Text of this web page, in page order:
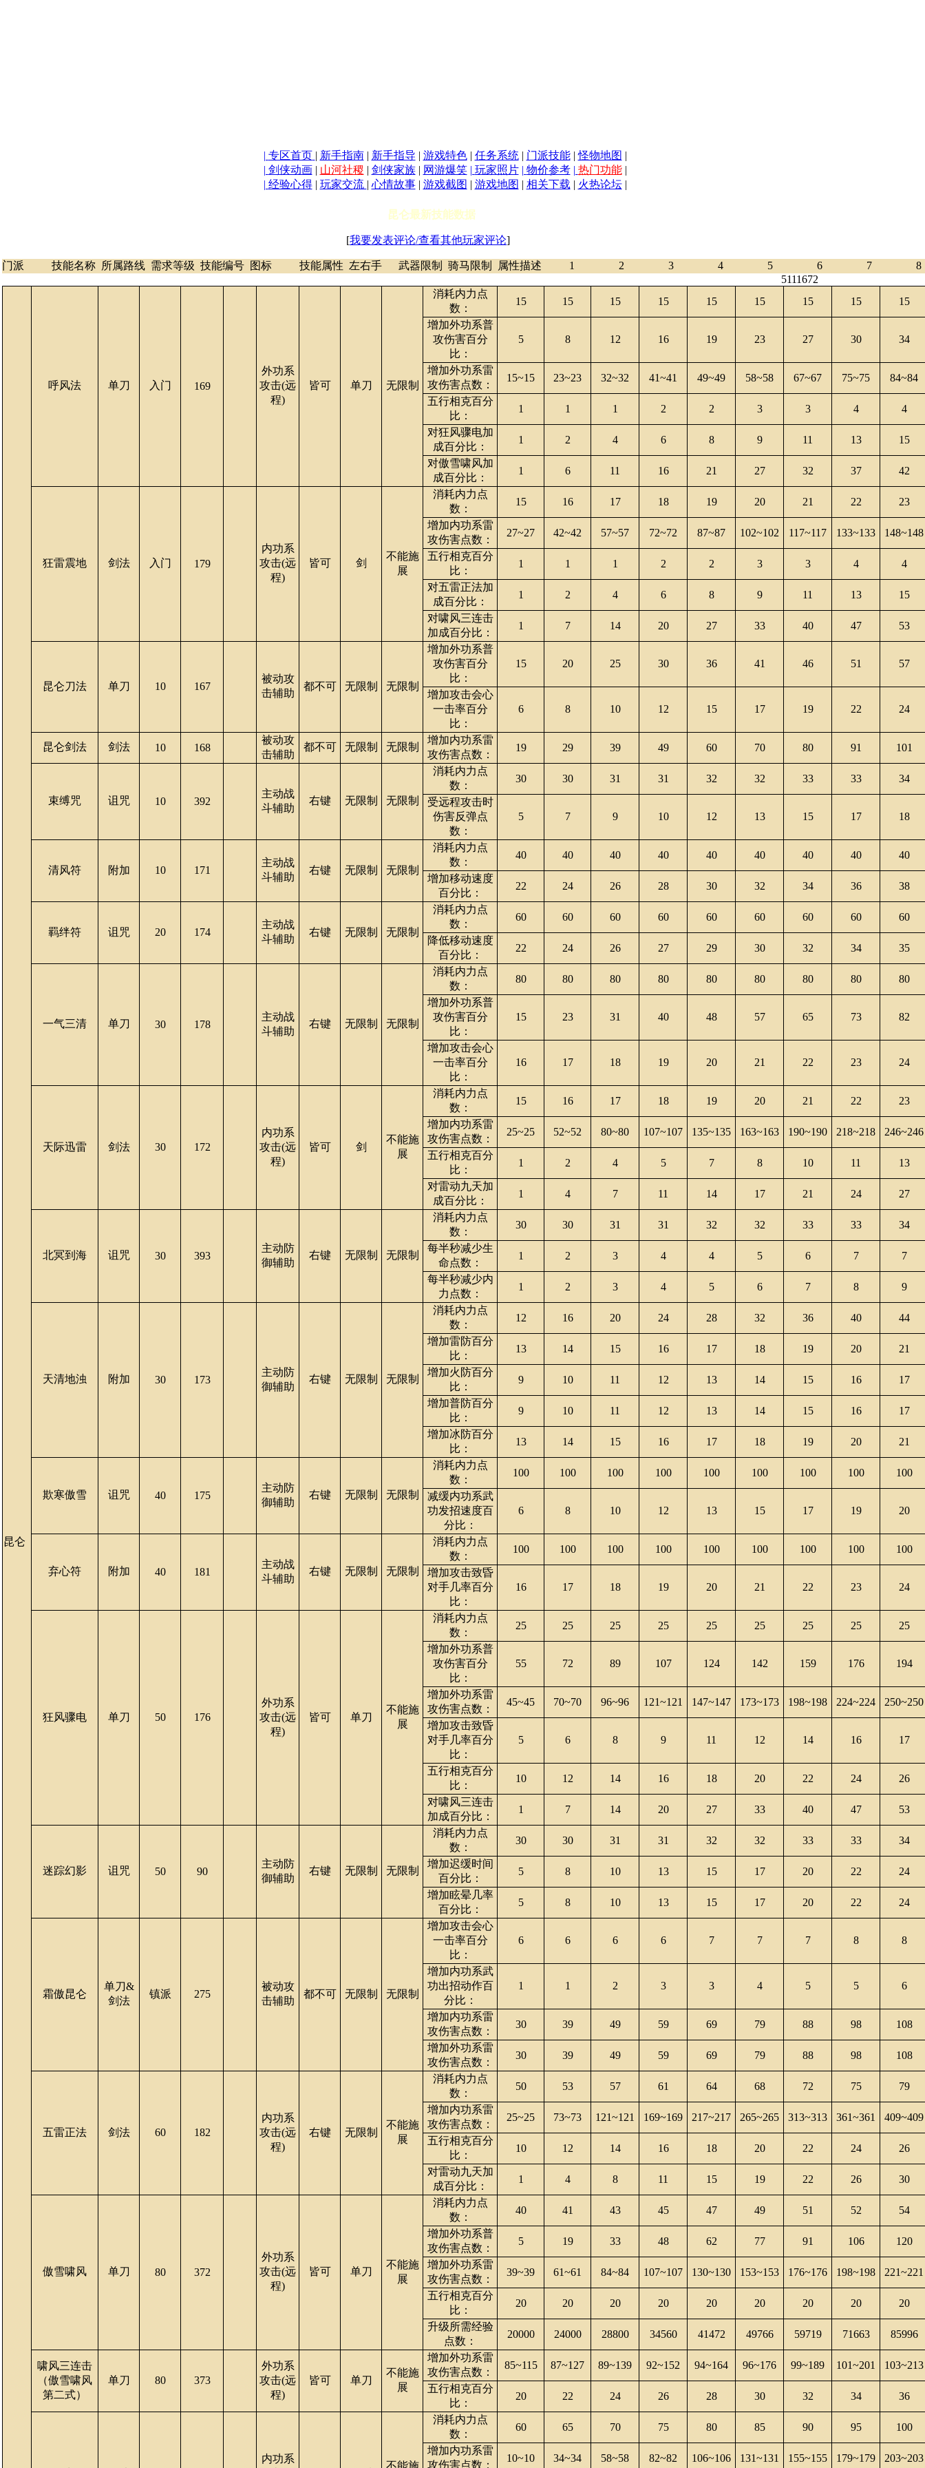
| 专区首页 | 新手指南| 新手指导 | 游戏特色| 任务系统| 门派技能|怪物地图 |
| 剑侠动画| 山河社稷 | 剑侠家族| 网游爆笑 | 玩家照片 | 物价参考 | 热门功能|
| 经验心得| 玩家交流 | 心情故事| 游戏截图 | 游戏地图 | 相关下载 | 火热论坛|
昆仑最新技能数据
[我要发表评论/查看其他玩家评论]
门派 技能名称 所属路线 需求等级 技能编号 图标 技能属性 左右手 武器限制 骑马限制 属性描述 1 2 3 4 5 6 7
8
5111672
昆仑
呼风法 单刀 入门 169
外功系
攻击(远
程)
皆可 单刀 无限制
消耗内力点
数：
15 15 15 15 15 15 15 15
15
增加外功系普
攻伤害百分
比：
5 8 12 16 19 23 27 30 34
增加外功系雷
攻伤害点数：
15~15 23~23 32~32 41~41 49~49 58~58 67~67 75~75
84~84
五行相克百分
比：
1 1 1 2 2 3 3 4
4
对狂风骤电加
成百分比：
1 2 4 6 8 9 11 13
15
对傲雪啸风加
成百分比：
1 6 11 16 21 27 32 37 42
狂雷震地 剑法 入门 179
内功系
攻击(远
程)
皆可 剑
不能施
展
消耗内力点
数：
15 16 17 18 19 20 21 22
23
增加内功系雷
攻伤害点数：
27~27 42~42 57~57 72~72 87~87 102~102 117~117 133~133
148~148
五行相克百分
比：
1 1 1 2 2 3 3 4
4
对五雷正法加
成百分比：
1 2 4 6 8 9 11 13
15
对啸风三连击
加成百分比：
1 7 14 20 27 33 40 47 53
昆仑刀法 单刀 10 167
被动攻
击辅助
都不可 无限制 无限制
增加外功系普
攻伤害百分
比：
15 20 25 30 36 41 46 51 57
增加攻击会心
一击率百分
比：
6 8 10 12 15 17 19 22 24
昆仑剑法 剑法 10 168
被动攻
击辅助
都不可 无限制 无限制
增加内功系雷
攻伤害点数：
19 29 39 49 60 70 80 91 101
束缚咒 诅咒 10 392
主动战
斗辅助
右键 无限制 无限制
消耗内力点
数：
30 30 31 31 32 32 33 33
34
受远程攻击时
伤害反弹点
数：
5 7 9 10 12 13 15 17 18
清风符 附加 10 171
主动战
斗辅助
右键 无限制 无限制
消耗内力点
数：
40 40 40 40 40 40 40 40
40
增加移动速度
百分比：
22 24 26 28 30 32 34 36 38
羁绊符 诅咒 20 174
主动战
斗辅助
右键 无限制 无限制
消耗内力点
数：
60 60 60 60 60 60 60 60
60
降低移动速度
百分比：
22 24 26 27 29 30 32 34 35
一气三清 单刀 30 178
主动战
斗辅助
右键 无限制 无限制
消耗内力点
数：
80 80 80 80 80 80 80 80
80
增加外功系普
攻伤害百分
比：
15 23 31 40 48 57 65 73 82
增加攻击会心
一击率百分
比：
16 17 18 19 20 21 22 23 24
天际迅雷 剑法 30 172
内功系
攻击(远
程)
皆可 剑
不能施
展
消耗内力点
数：
15 16 17 18 19 20 21 22
23
增加内功系雷
攻伤害点数：
25~25 52~52 80~80 107~107 135~135 163~163 190~190 218~218
246~246
五行相克百分
比：
1 2 4 5 7 8 10 11
13
对雷动九天加
成百分比：
1 4 7 11 14 17 21 24 27
北冥到海 诅咒 30 393
主动防
御辅助
右键 无限制 无限制
消耗内力点
数：
30 30 31 31 32 32 33 33
34
每半秒减少生
命点数：
1 2 3 4 4 5 6 7
7
每半秒减少内
力点数：
1 2 3 4 5 6 7 8 9
天清地浊 附加 30 173
主动防
御辅助
右键 无限制 无限制
消耗内力点
数：
12 16 20 24 28 32 36 40
44
增加雷防百分
比：
13 14 15 16 17 18 19 20
21
增加火防百分
比：
9 10 11 12 13 14 15 16
17
增加普防百分
比：
9 10 11 12 13 14 15 16
17
增加冰防百分
比：
13 14 15 16 17 18 19 20 21
欺寒傲雪 诅咒 40 175
主动防
御辅助
右键 无限制 无限制
消耗内力点
数：
100 100 100 100 100 100 100 100
100
减缓内功系武
功发招速度百
分比：
6 8 10 12 13 15 17 19 20
弃心符 附加 40 181
主动战
斗辅助
右键 无限制 无限制
消耗内力点
数：
100 100 100 100 100 100 100 100
100
增加攻击致昏
对手几率百分
比：
16 17 18 19 20 21 22 23 24
狂风骤电 单刀 50 176
外功系
攻击(远
程)
皆可 单刀
不能施
展
消耗内力点
数：
25 25 25 25 25 25 25 25
25
增加外功系普
攻伤害百分
比：
55 72 89 107 124 142 159 176 194
增加外功系雷
攻伤害点数：
45~45 70~70 96~96 121~121 147~147 173~173 198~198 224~224
250~250
增加攻击致昏
对手几率百分
比：
5 6 8 9 11 12 14 16 17
五行相克百分
比：
10 12 14 16 18 20 22 24
26
对啸风三连击
加成百分比：
1 7 14 20 27 33 40 47 53
迷踪幻影 诅咒 50 90
主动防
御辅助
右键 无限制 无限制
消耗内力点
数：
30 30 31 31 32 32 33 33
34
增加迟缓时间
百分比：
5 8 10 13 15 17 20 22
24
增加眩晕几率
百分比：
5 8 10 13 15 17 20 22 24
霜傲昆仑
单刀&
剑法
镇派 275
被动攻
击辅助
都不可 无限制 无限制
增加攻击会心
一击率百分
比：
6 6 6 6 7 7 7 8 8
增加内功系武
功出招动作百
分比：
1 1 2 3 3 4 5 5 6
增加内功系雷
攻伤害点数：
30 39 49 59 69 79 88 98
108
增加外功系雷
攻伤害点数：
30 39 49 59 69 79 88 98 108
五雷正法 剑法 60 182
内功系
攻击(远
程)
右键 无限制
不能施
展
消耗内力点
数：
50 53 57 61 64 68 72 75
79
增加内功系雷
攻伤害点数：
25~25 73~73 121~121 169~169 217~217 265~265 313~313 361~361
409~409
五行相克百分
比：
10 12 14 16 18 20 22 24
26
对雷动九天加
成百分比：
1 4 8 11 15 19 22 26 30
傲雪啸风 单刀 80 372
外功系
攻击(远
程)
皆可 单刀
不能施
展
消耗内力点
数：
40 41 43 45 47 49 51 52
54
增加外功系普
攻伤害点数：
5 19 33 48 62 77 91 106
120
增加外功系雷
攻伤害点数：
39~39 61~61 84~84 107~107 130~130 153~153 176~176 198~198
221~221
五行相克百分
比：
20 20 20 20 20 20 20 20
20
升级所需经验
点数：
20000 24000 28800 34560 41472 49766 59719 71663 85996
啸风三连击
（傲雪啸风
第二式）
单刀 80 373
外功系
攻击(远
程)
皆可 单刀
不能施
展
增加外功系雷
攻伤害点数：
85~115 87~127 89~139 92~152 94~164 96~176 99~189 101~201
103~213
五行相克百分
比：
20 22 24 26 28 30 32 34 36
内功系
不能施
消耗内力点
数：
60 65 70 75 80 85 90 95
100
增加内功系雷
攻伤害点数：
10~10 34~34 58~58 82~82 106~106 131~131 155~155 179~179 203~203